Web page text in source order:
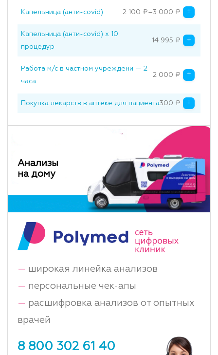
Капельница (анти-covid) 2 100 ₽–3 000 ₽
Price range: 2 100₽ through
+
Капельница (анти-covid) x 10
процедур
Original price was:
14 995 ₽
Current price is: 14
+
Работа м/с в частном учреждени — 2
часа
Original price was:
2 000 ₽
Current price is: 2
+
Покупка лекарств в аптеке для пациента
Original price
300 ₽
Current price is:
+
Анализы
на дому
— широкая линейка анализов
— персональные чек-апы
— расшифровка анализов от опытных
врачей
8 800 302 61 40